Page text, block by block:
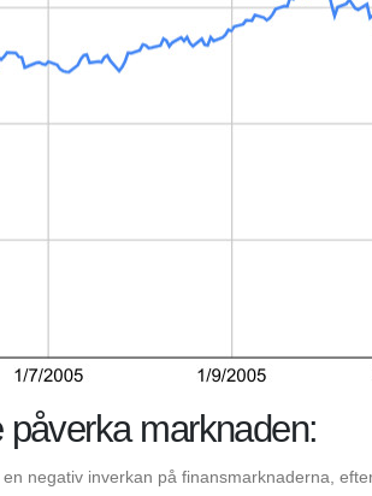
marknaden:
negativ inverkan på finansmarknaderna,